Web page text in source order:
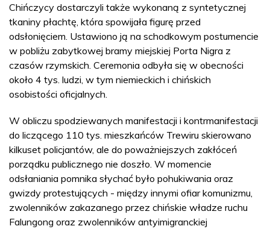
Chińczycy dostarczyli także wykonaną z syntetycznej
tkaniny płachtę, która spowijała figurę przed
odsłonięciem. Ustawiono ją na schodkowym postumencie
w pobliżu zabytkowej bramy miejskiej Porta Nigra z
czasów rzymskich. Ceremonia odbyła się w obecności
około 4 tys. ludzi, w tym niemieckich i chińskich
osobistości oficjalnych.
W obliczu spodziewanych manifestacji i kontrmanifestacji
do liczącego 110 tys. mieszkańców Trewiru skierowano
kilkuset policjantów, ale do poważniejszych zakłóceń
porządku publicznego nie doszło. W momencie
odsłaniania pomnika słychać było pohukiwania oraz
gwizdy protestujących - między innymi ofiar komunizmu,
zwolenników zakazanego przez chińskie władze ruchu
Falungong oraz zwolenników antyimigranckiej